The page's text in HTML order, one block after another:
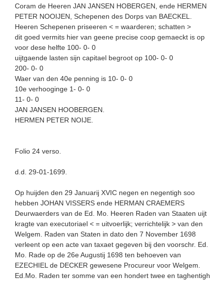
Coram de Heeren JAN JANSEN HOBERGEN, ende HERMEN
PETER NOOIJEN, Schepenen des Dorps van BAECKEL.
Heeren Schepenen priseeren < = waarderen; schatten >
dit goed vermits hier van geene precise coop gemaeckt is op
voor dese helfte 100- 0- 0
uijtgaende lasten sijn capitael begroot op 100- 0- 0
200- 0- 0
Waer van den 40e penning is 10- 0- 0
10e verhooginge 1- 0- 0
11- 0- 0
JAN JANSEN HOOBERGEN.
HERMEN PETER NOIJE.
Folio 24 verso.
d.d. 29-01-1699.
Op huijden den 29 Januarij XVIC negen en negentigh soo
hebben JOHAN VISSERS ende HERMAN CRAEMERS
Deurwaerders van de Ed. Mo. Heeren Raden van Staaten uijt
kragte van executoriael < = uitvoerlijk; verrichtelijk > van den
Welgem. Raden van Staten in dato den 7 November 1698
verleent op een acte van taxaet gegeven bij den voorschr. Ed.
Mo. Rade op de 26e Augustij 1698 ten behoeven van
EZECHIEL de DECKER gewesene Procureur voor Welgem.
Ed.Mo. Raden ter somme van een hondert twee en taghentigh